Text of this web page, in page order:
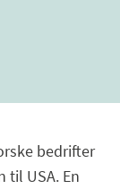
bedrifter
til USA. En